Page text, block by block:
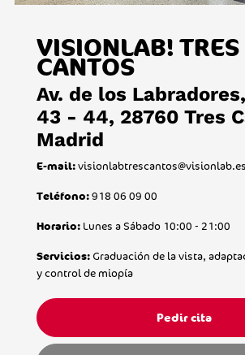
VISIONLAB! TRES
CANTOS
Av. de los
43 - 44, 28760 Tres
Madrid
E-mail:visionlabtrescantos@visionlab.es
Teléfono:918 06 09 00
Horario:Lunes a Sábado 10:00 - 21:00
Servicios:Graduación de la vista,
y control de miopía
Pedir cita